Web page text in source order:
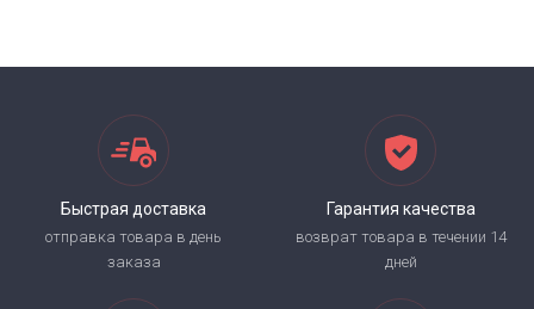
Быстрая доставка
отправка товара в день
заказа
Гарантия качества
возврат товара в течении 14
дней